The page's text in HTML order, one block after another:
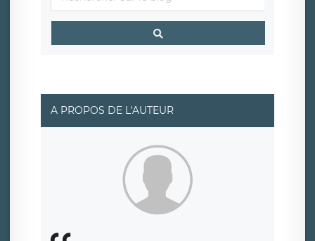
A PROPOS DE L'AUTEUR